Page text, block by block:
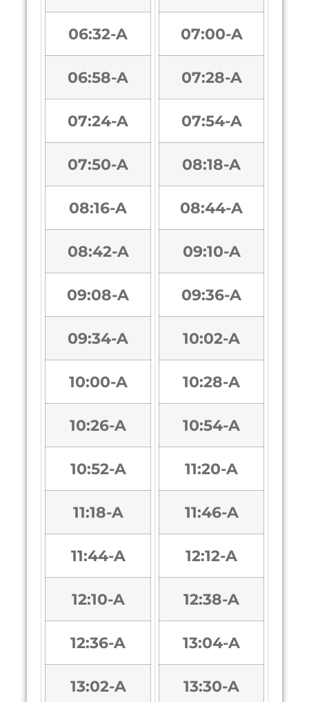
06:32-A
06:58-A
07:24-A
07:50-A
08:16-A
08:42-A
09:08-A
09:34-A
10:00-A
10:26-A
10:52-A
11:18-A
11:44-A
12:10-A
12:36-A
13:02-A
07:00-A
07:28-A
07:54-A
08:18-A
08:44-A
09:10-A
09:36-A
10:02-A
10:28-A
10:54-A
11:20-A
11:46-A
12:12-A
12:38-A
13:04-A
13:30-A